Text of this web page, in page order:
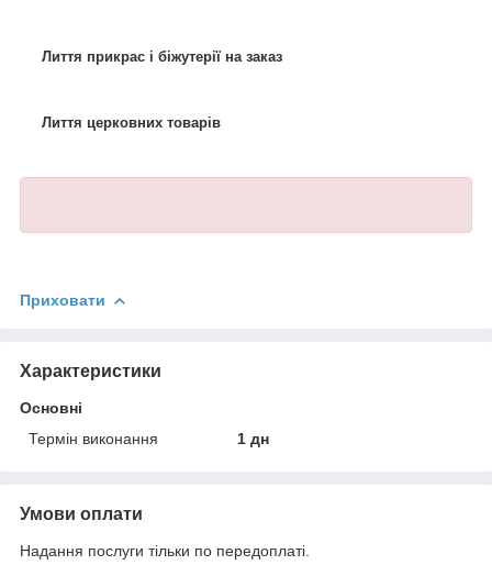
Лиття прикрас і біжутерії на заказ
Лиття церковних товарів
Приховати
Характеристики
Основні
Термін виконання
1 дн
Умови оплати
Надання послуги тільки по передоплаті.